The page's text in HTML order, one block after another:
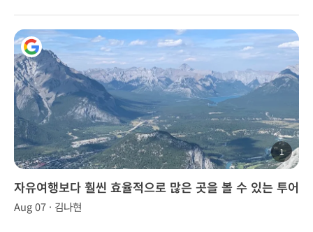
1
자유여행보다 훨씬 효율적으로 많은 곳을 볼 수 있는 투어
Aug 07 · 김나현